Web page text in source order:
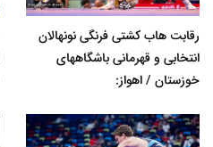
رقابت هاب کشتی فرنگی نونهالان
انتخابی و قهرمانی باشگاههای
خوزستان / اهواز: